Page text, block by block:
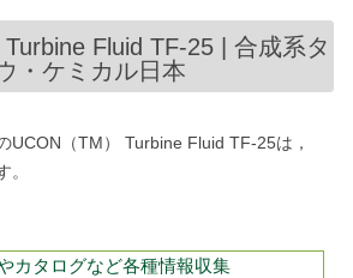
Fluid TF-25 | 合成系タ
・ケミカル日本
UCON（TM） Turbine Fluid TF-25は，
。
カタログなど各種情報収集